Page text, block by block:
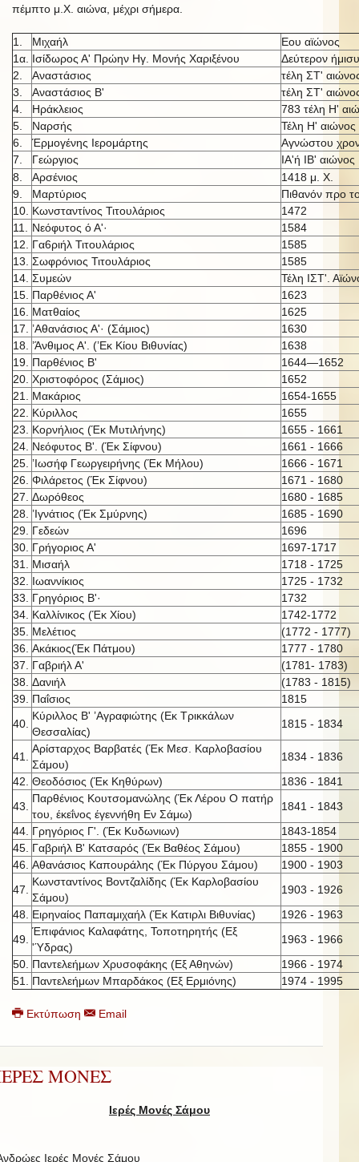
πέμπτο μ.Χ. αιώνα, μέχρι σήμερα.
1. Μιχαήλ
Εου αϊώνος
1α. Ισίδωρος Α' Πρώην Ηγ. Μονής Χαριξένου
Δεύτερον
2.
Αναστάσιος
τέλη ΣΤ'
3.
Αναστάσιος Β'
τέλη ΣΤ'
4.
Ηράκλειος
783 τέλη Η'
5.
Ναρσής
Τέλη Η' αιώνος
6.
Έρμογένης Ιερομάρτης
Αγνώστου
7.
Γεώργιος ΙΑ'ή IB' αιώνος
8.
Αρσένιος
1418 μ. X.
9.
Μαρτύριος
Πιθανόν προ
10. Κωνσταντίνος Τιτουλάριος
1472
11.
Νεόφυτος ό Α'·
1584
12.
Γα6ριήλ Τιτουλάριος
1585
13. Σωφρόνιος Τιτουλάριος
1585
14. Συμεών
Τέλη ΙΣΤ'.
15. Παρθένιος Α'
1623
16.
Ματθαίος
1625
17.
’Αθανάσιος Α'· (Σάμιος)
1630
18.
’Άνθιμος Α'. (’Εκ Κίου Βιθυνίας)
1638
19. Παρθένιος Β'
1644—1652
20. Χριστοφόρος (Σάμιος)
1652
21.
Μακάριος
1654-1655
22.
Κύριλλος
1655
23.
Κορνήλιος (Έκ Μυτιλήνης)
1655 - 1661
24. Νεόφυτος Β'. (Έκ Σίφνου)
1661 - 1666
25. ’Ιωσήφ Γεωργειρήνης (Έκ Μήλου)
1666 - 1671
26. Φιλάρετος (Έκ Σίφνου)
1671 - 1680
27. Δωρόθεος
1680 - 1685
28.
’Ιγνάτιος (Έκ Σμύρνης)
1685 - 1690
29. Γεδεών
1696
30. Γρήγοριος Α'
1697-1717
31.
Μισαήλ
1718 - 1725
32.
Ιωαννίκιος
1725 - 1732
33.
Γρηγόριος Β'·
1732
34. Καλλίνικος (Έκ Χίου)
1742-1772
35. Μελέτιος
(1772 - 1777)
36. Ακάκιος(Έκ Πάτμου)
1777 - 1780
37.
Γαβριήλ Α'
(1781- 1783)
38. Δανιήλ
(1783 - 1815)
39. Παΐσιος
1815
40.
Κύριλλος Β' ’Αγραφιώτης (Εκ Τρικκάλων
Θεσσαλίας)
1815 - 1834
41.
Αρίσταρχος Βαρβατές (Έκ Μεσ. Καρλοβασίου
Σάμου)
1834 - 1836
42. Θεοδόσιος (Έκ Κηθύρων)
1836 - 1841
43.
Παρθένιος Κουτσομανώλης (Έκ Λέρου Ο πατήρ
του, έκεΐνος έγεννήθη Εν Σάμω)
1841 - 1843
44. Γρηγόριος Γ'. (Έκ Κυδωνιων)
1843-1854
45. Γαβριήλ Β' Κατσαρός (Έκ Βαθέος Σάμου)
1855 - 1900
46. Αθανάσιος Καπουράλης (Έκ Πύργου Σάμου)
1900 - 1903
47.
Κωνσταντίνος Βοντζαλίδης (Έκ Καρλοβασίου
Σάμου)
1903 - 1926
48.
Ειρηναίος Παπαμιχαήλ (Έκ Κατιρλι Βιθυνίας)
1926 - 1963
49.
Έπιφάνιος Καλαφάτης, Τοποτηρητής (Εξ
'Ύδρας)
1963 - 1966
50. Παντελεήμων Χρυσοφάκης (Εξ Αθηνών)
1966 - 1974
51.
Παντελεήμων Μπαρδάκος (Εξ Ερμιόνης) 1974 - 1995
Εκτύπωση Email
ΜΟΝΕΣ
Ιερές Μονές Σάμου
Ιερές Μονές Σάμου